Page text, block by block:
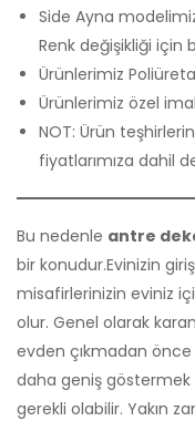
Side Ayna
Renk değişikliği için
Ürünlerimiz
Ürünlerimiz özel
NOT: Ürün
fiyatlarımıza dahil
Bu nedenle antre
bir konudur.Evinizin
misafirlerinizin eviniz
olur. Genel olarak
evden çıkmadan önce
daha geniş göstermek
gerekli olabilir. Yakın